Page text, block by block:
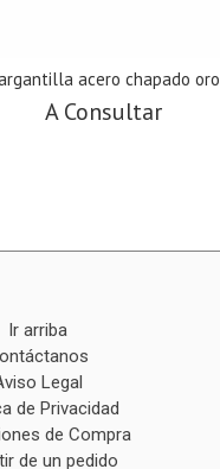
acero chapado oro
A Consultar
Ir arriba
Legal
de Privacidad
de Compra
de un pedido